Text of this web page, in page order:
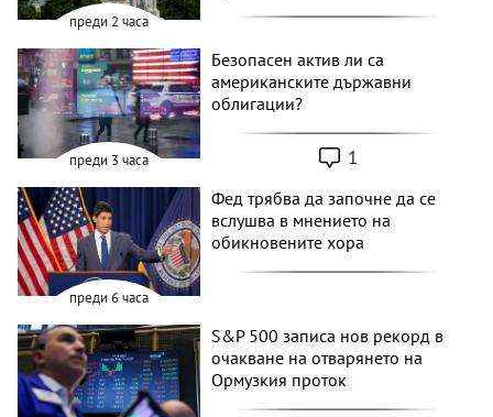
преди 2 часа
преди 3 часа
Безопасен актив ли са
американските държавни
облигации?
1
преди 6 часа
Фед трябва да започне да се
вслушва в мнението на
обикновените хора
S&P 500 записа нов рекорд в
очакване на отварянето на
Ормузкия проток